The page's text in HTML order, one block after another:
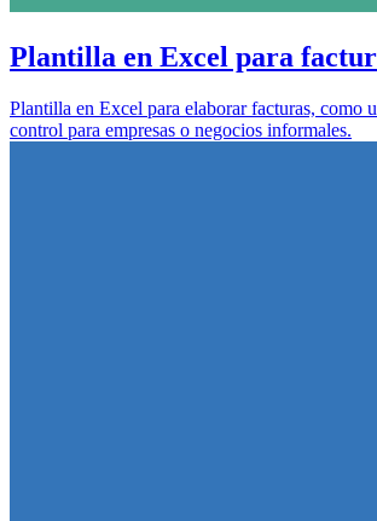
Plantilla en Excel para
Plantilla en Excel para elaborar facturas, como
control para empresas o negocios informales.